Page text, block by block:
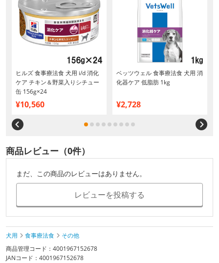
ヒルズ 食事療法食 犬用 i/d 消化
ケア チキン＆野菜入りシチュー
缶 156g×24
¥10,560
ベッツウェル 食事療法食 犬用 消
化器ケア 低脂肪 1kg
¥2,728
商品レビュー（0件）
まだ、この商品のレビューはありません。
レビューを投稿する
犬用 食事療法食
その他
商品管理コード：4001967152678
JANコード：4001967152678